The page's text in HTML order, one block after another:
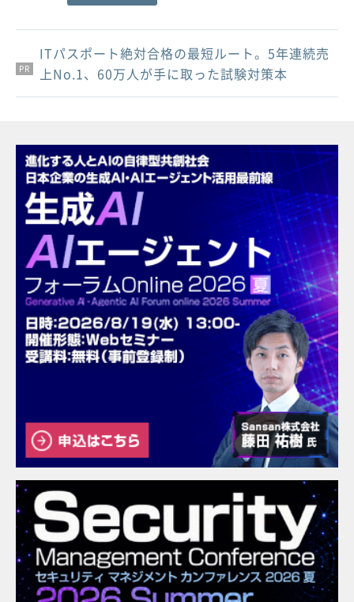
PR
PR
PR
ITパスポート絶対合格の最短ルート。5年連続売
上No.1、60万人が手に取った試験対策本